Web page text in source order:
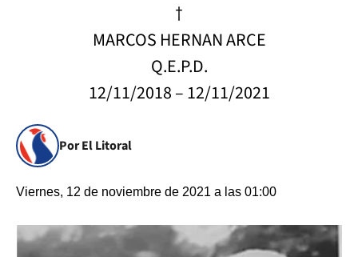
†
MARCOS HERNAN ARCE
Q.E.P.D.
12/11/2018 – 12/11/2021
Por El Litoral
Viernes, 12 de noviembre de 2021 a las 01:00